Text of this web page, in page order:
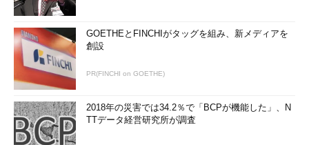
GOETHEとFINCHIがタッグを組み、新メディアを
創設
PR(FINCHI on GOETHE)
2018年の災害では34.2％で「BCPが機能した」、N
TTデータ経営研究所が調査